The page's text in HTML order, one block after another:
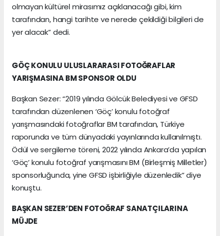
olmayan kültürel mirasımız açıklanacağı gibi, kim
tarafından, hangi tarihte ve nerede çekildiği bilgileri de
yer alacak” dedi.
GÖÇ KONULU ULUSLARARASI FOTOĞRAFLAR
YARIŞMASINA BM SPONSOR OLDU
Başkan Sezer: “2019 yılında Gölcük Belediyesi ve GFSD
tarafından düzenlenen ‘Göç’ konulu fotoğraf
yarışmasındaki fotoğraflar BM tarafından, Türkiye
raporunda ve tüm dünyadaki yayınlarında kullanılmıştı.
Ödül ve sergileme töreni, 2022 yılında Ankara’da yapılan
‘Göç’ konulu fotoğraf yarışmasını BM (Birleşmiş Milletler)
sponsorluğunda, yine GFSD işbirliğiyle düzenledik” diye
konuştu.
BAŞKAN SEZER’DEN FOTOĞRAF SANATÇILARINA
MÜJDE